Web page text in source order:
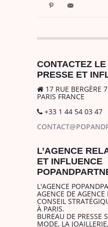
CONTACTEZ
PRESSE ET
17 RUE BERGÈRE
PARIS FRANCE
+33 1 44 54 03 47
L’AGENCE
ET INFLUENCE
L'AGENCE
AGENCE DE AGENCE
CONSEIL
À PARIS.
BUREAU DE PRESSE
MODE, LA